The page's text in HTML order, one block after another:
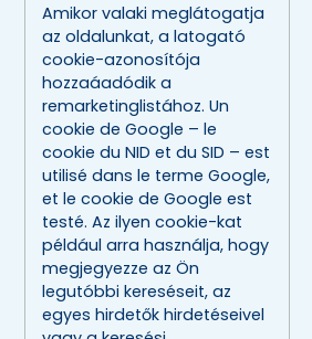
Amikor valaki meglátogatja
az oldalunkat, a latogató
cookie-azonosítója
hozzaáadódik a
remarketinglistához. Un
cookie de Google – le
cookie du NID et du SID – est
utilisé dans le terme Google,
et le cookie de Google est
testé. Az ilyen cookie-kat
például arra használja, hogy
megjegyezze az Ön
legutóbbi kereséseit, az
egyes hirdetők hirdetéseivel